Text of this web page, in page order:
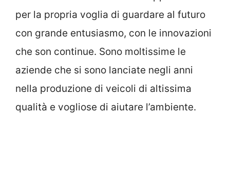
per la propria voglia di guardare al futuro
con grande entusiasmo, con le innovazioni
che son continue. Sono moltissime le
aziende che si sono lanciate negli anni
nella produzione di veicoli di altissima
qualità e vogliose di aiutare l’ambiente.